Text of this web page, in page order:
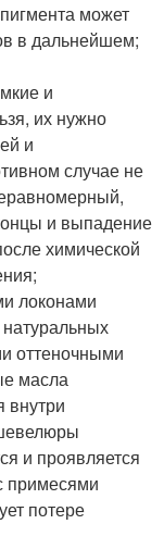
может
в дальнейшем;
и
их нужно
и
случае не
и выпадение
химической
локонами
оттеночными
масла
внутри
и проявляется
примесями
потере